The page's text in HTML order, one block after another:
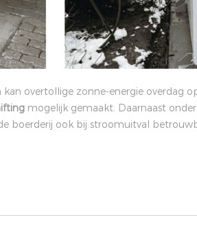
overtollige zonne-energie overdag
mogelijk gemaakt. Daarnaast
boerderij ook bij stroomuitval